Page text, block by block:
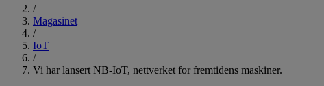
/
Magasinet
/
IoT
/
Vi har lansert NB-IoT, nettverket for fremtidens maskiner.